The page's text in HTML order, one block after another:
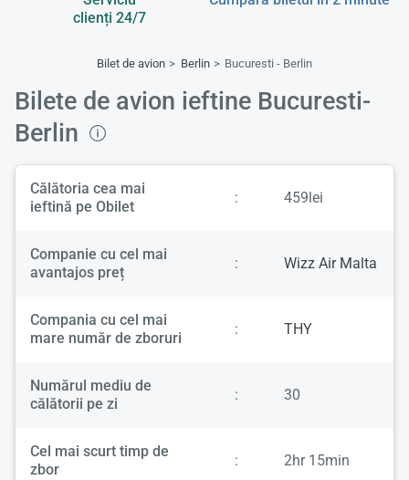
clienți 24/7
Bilet de avion Berlin Bucuresti - Berlin
Bilete de avion ieftine Bucuresti-
Berlin
Călătoria cea mai
ieftină pe Obilet
: 459lei
Companie cu cel mai
avantajos preț
: Wizz Air Malta
Compania cu cel mai
mare număr de zboruri
: THY
Numărul mediu de
călătorii pe zi
: 30
Cel mai scurt timp de
zbor
: 2hr 15min